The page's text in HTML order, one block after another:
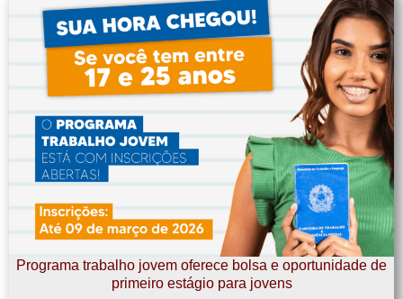
Programa trabalho jovem oferece bolsa e oportunidade de
primeiro estágio para jovens